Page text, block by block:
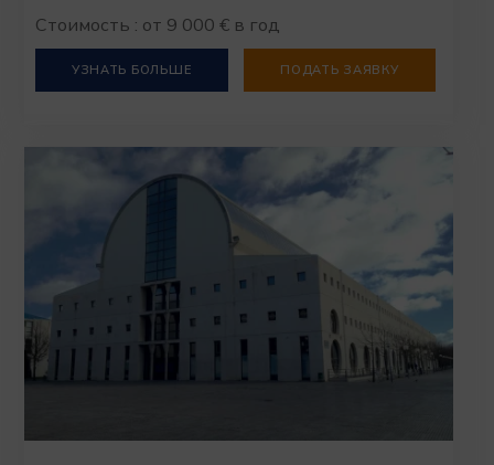
Стоимость : от 9 000 € в год
УЗНАТЬ БОЛЬШЕ ПОДАТЬ ЗАЯВКУ